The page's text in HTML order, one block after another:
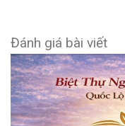
Đánh giá bài viết